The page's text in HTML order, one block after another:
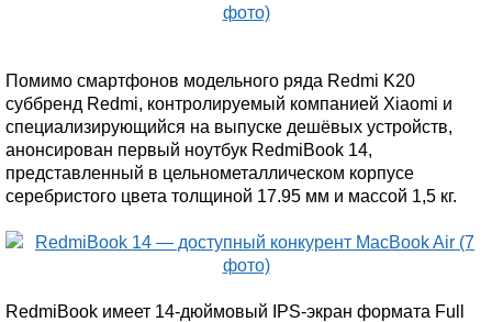
Помимо смартфонов модельного ряда Redmi K20
суббренд Redmi, контролируемый компанией Xiaomi и
специализирующийся на выпуске дешёвых устройств,
анонсирован первый ноутбук RedmiBook 14,
представленный в цельнометаллическом корпусе
серебристого цвета толщиной 17.95 мм и массой 1,5 кг.
RedmiBook имеет 14-дюймовый IPS-экран формата Full